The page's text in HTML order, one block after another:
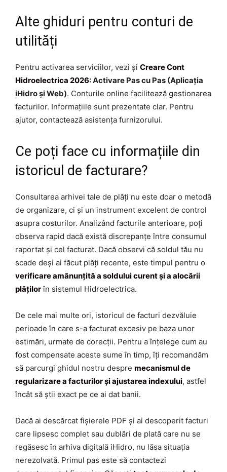
Alte ghiduri pentru conturi de
utilități
Pentru activarea serviciilor, vezi și Creare Cont
Hidroelectrica 2026: Activare Pas cu Pas (Aplicația
iHidro și Web). Conturile online facilitează gestionarea
facturilor. Informațiile sunt prezentate clar. Pentru
ajutor, contactează asistența furnizorului.
Ce poți face cu informațiile din
istoricul de facturare?
Consultarea arhivei tale de plăți nu este doar o metodă
de organizare, ci și un instrument excelent de control
asupra costurilor. Analizând facturile anterioare, poți
observa rapid dacă există discrepanțe între consumul
raportat și cel facturat. Dacă observi că soldul tău nu
scade deși ai făcut plăți recente, este timpul pentru o
verificare amănunțită a soldului curent și a alocării
plățilorîn sistemul Hidroelectrica.
De cele mai multe ori, istoricul de facturi dezvăluie
perioade în care s-a facturat excesiv pe baza unor
estimări, urmate de corecții. Pentru a înțelege cum au
fost compensate aceste sume în timp, îți recomandăm
să parcurgi ghidul nostru despre mecanismul de
regularizare a facturilor și ajustarea indexului, astfel
încât să știi exact pe ce ai dat banii.
Dacă ai descărcat fișierele PDF și ai descoperit facturi
care lipsesc complet sau dublări de plată care nu se
regăsesc în arhiva digitală iHidro, nu lăsa situația
nerezolvată. Primul pas este să contactezi